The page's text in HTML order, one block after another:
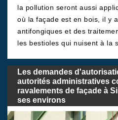
la pollution seront aussi
où la façade est en bois, il y
antifongiques et des
les bestioles qui nuisent à la
Les demandes
autorités administratives
ravalements de façade à
ses environs